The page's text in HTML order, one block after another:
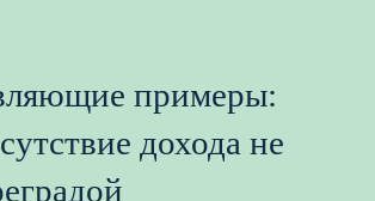
примеры:
дохода не